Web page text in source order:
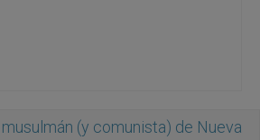
(y comunista) de Nueva